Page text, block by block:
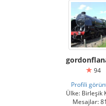
94
Profili
Ülke: Birleşik
Mesajlar: